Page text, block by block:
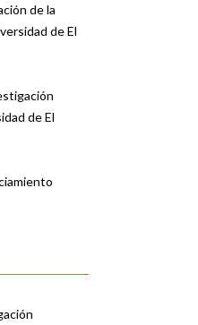
de la
de El
de El